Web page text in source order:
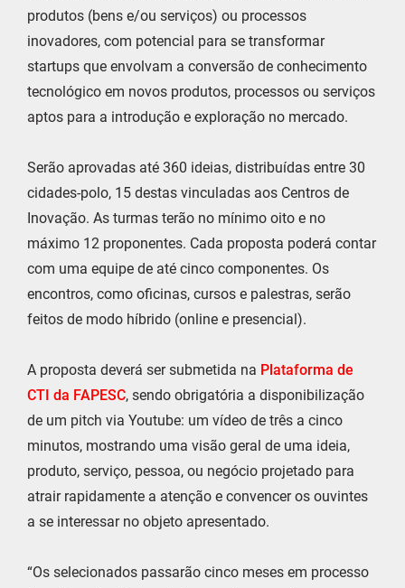
produtos (bens e/ou serviços) ou processos
inovadores, com potencial para se transformar
startups que envolvam a conversão de conhecimento
tecnológico em novos produtos, processos ou serviços
aptos para a introdução e exploração no mercado.
Serão aprovadas até 360 ideias, distribuídas entre 30
cidades-polo, 15 destas vinculadas aos Centros de
Inovação. As turmas terão no mínimo oito e no
máximo 12 proponentes. Cada proposta poderá contar
com uma equipe de até cinco componentes. Os
encontros, como oficinas, cursos e palestras, serão
feitos de modo híbrido (online e presencial).
A proposta deverá ser submetida na Plataforma de
CTI da FAPESC, sendo obrigatória a disponibilização
de um pitch via Youtube: um vídeo de três a cinco
minutos, mostrando uma visão geral de uma ideia,
produto, serviço, pessoa, ou negócio projetado para
atrair rapidamente a atenção e convencer os ouvintes
a se interessar no objeto apresentado.
“Os selecionados passarão cinco meses em processo